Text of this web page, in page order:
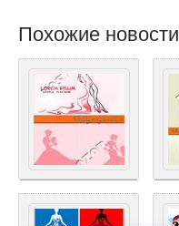
Похожие новости